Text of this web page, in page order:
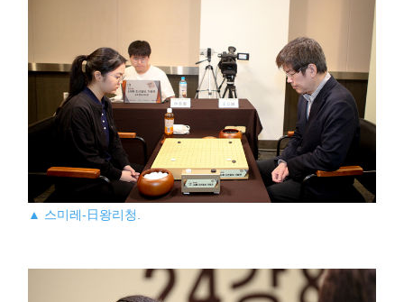
▲ 스미레-日왕리청.